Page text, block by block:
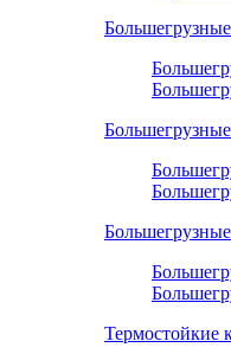
Термостойкие